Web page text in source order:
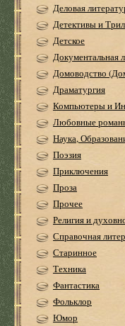
Деловая
Детективы и
Детское
Документальная
Домоводство
Драматургия
Компьютеры и
Любовные
Наука,
Поэзия
Приключения
Проза
Прочее
Религия и
Справочная
Старинное
Техника
Фантастика
Фольклор
Юмор